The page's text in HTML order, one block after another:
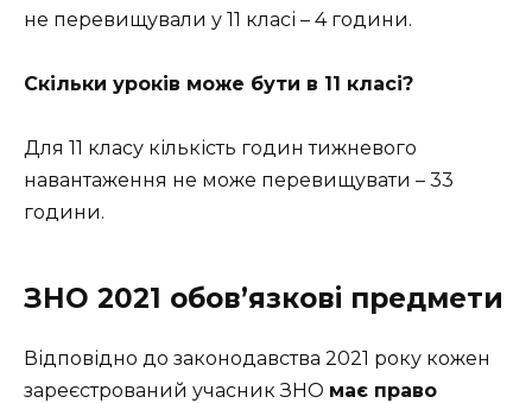
не перевищували у 11 класі – 4 години.
Скільки уроків може бути в 11 класі?
Для 11 класу кількість годин тижневого
навантаження не може перевищувати – 33
години.
ЗНО 2021 обов’язкові предмети
Відповідно до законодавства 2021 року кожен
зареєстрований учасник ЗНО має право